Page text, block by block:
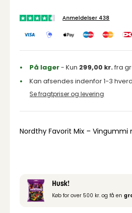
Anmeldelser 438
På lager- Kun 299,00 kr.fra
Kan afsendes indenfor 1-3
Se fragtpriser og levering
Nordthy Favorit Mix –
Husk!
Køb for over 500 kr. og få en